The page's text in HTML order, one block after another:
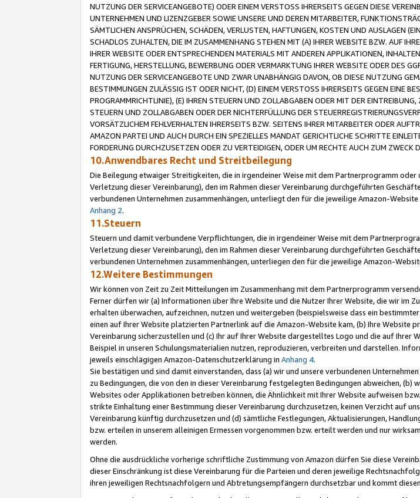
NUTZUNG DER SERVICEANGEBOTE) ODER EINEM VERSTOSS IHRERSEITS GEGEN DIESE
UNTERNEHMEN UND LIZENZGEBER SOWIE UNSERE UND DEREN MITARBEITER,
SÄMTLICHEN ANSPRÜCHEN, SCHÄDEN, VERLUSTEN, HAFTUNGEN, KOSTEN UND AUSLAGEN
SCHADLOS ZUHALTEN, DIE IM ZUSAMMENHANG STEHEN MIT (A) IHRER WEBSITE BZW. AUF
IHRER WEBSITE ODER ENTSPRECHENDEN MATERIALS MIT ANDEREN APPLIKATIONEN,
FERTIGUNG, HERSTELLUNG, BEWERBUNG ODER VERMARKTUNG IHRER WEBSITE ODER DES
NUTZUNG DER SERVICEANGEBOTE UND ZWAR UNABHÄNGIG DAVON, OB DIESE NUTZUNG
BESTIMMUNGEN ZULÄSSIG IST ODER NICHT, (D) EINEM VERSTOSS IHRERSEITS GEGEN EINE
PROGRAMMRICHTLINIE), (E) IHREN STEUERN UND ZOLLABGABEN ODER MIT DER
STEUERN UND ZOLLABGABEN ODER DER NICHTERFÜLLUNG DER
VORSÄTZLICHEM FEHLVERHALTEN IHRERSEITS BZW. SEITENS IHRER MITARBEITER ODER
AMAZON PARTEI UND AUCH DURCH EIN SPEZIELLES MANDAT GERICHTLICHE SCHRITTE
FORDERUNG DURCHZUSETZEN ODER ZU VERTEIDIGEN, ODER UM RECHTE AUCH ZUM ZWECK
10.Anwendbares Recht und Streitbeilegung
Die Beilegung etwaiger Streitigkeiten, die in irgendeiner Weise mit dem Partnerprogramm
Verletzung dieser Vereinbarung), den im Rahmen dieser Vereinbarung durchgeführten
verbundenen Unternehmen zusammenhängen, unterliegt den für die jeweilige Amazon-
Anhang 2.
11.Steuern
Steuern und damit verbundene Verpflichtungen, die in irgendeiner Weise mit dem
Verletzung dieser Vereinbarung), den im Rahmen dieser Vereinbarung durchgeführten
verbundenen Unternehmen zusammenhängen, unterliegen den für die jeweilige Amazon-
12.Weitere Bestimmungen
Wir können von Zeit zu Zeit Mitteilungen im Zusammenhang mit dem Partnerprogramm
Ferner dürfen wir (a) Informationen über Ihre Website und die Nutzer Ihrer Website, die wir im
erhalten überwachen, aufzeichnen, nutzen und weitergeben (beispielsweise dass ein
einen auf Ihrer Website platzierten Partnerlink auf die Amazon-Website kam, (b) Ihre Website
Vereinbarung sicherzustellen und (c) Ihr auf Ihrer Website dargestelltes Logo und die auf
Beispiel in unseren Schulungsmaterialien nutzen, reproduzieren, verbreiten und darstellen.
jeweils einschlägigen Amazon-Datenschutzerklärung in Anhang 4.
Sie bestätigen und sind damit einverstanden, dass (a) wir und unsere verbundenen
zu Bedingungen, die von den in dieser Vereinbarung festgelegten Bedingungen abweichen,
Websites oder Applikationen betreiben können, die Ähnlichkeit mit Ihrer Website aufweisen
strikte Einhaltung einer Bestimmung dieser Vereinbarung durchzusetzen, keinen Verzicht auf
Vereinbarung künftig durchzusetzen und (d) sämtliche Festlegungen, Aktualisierungen,
bzw. erteilen in unserem alleinigen Ermessen vorgenommen bzw. erteilt werden und nur
werden.
Ohne die ausdrückliche vorherige schriftliche Zustimmung von Amazon dürfen Sie diese
dieser Einschränkung ist diese Vereinbarung für die Parteien und deren jeweilige
ihren jeweiligen Rechtsnachfolgern und Abtretungsempfängern durchsetzbar und kommt